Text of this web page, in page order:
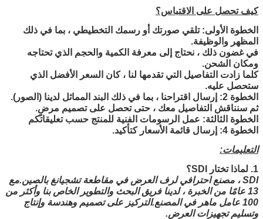
كيف تحصل على الاقتباس؟
الخطوة الأولى: تلقي صورتك أو رسمك التخطيطي ، بما في ذلك
المظهر والوظيفة.
في غضون ذلك ، نحتاج إلى معرفة الكمية والحجم الذي تحتاجه
ومكان الشحن.
كلما زادت التفاصيل التي تقدمها لنا ، كان السعر الأفضل الذي
ستحصل عليه.
الخطوة 2: إرسال اقتراحنا ، بما في ذلك البند المماثل لدينا (الصور).
ثم سنناقش التفاصيل معك ، حتى تحصل على تصميم مرضٍ.
الخطوة الثالثة: عمل الرسومات الفنية للمنتج حسب تعليقاتكم
الخطوة 4: إرسال قائمة الأسعار كتأكيد.
التعليمات:
1. لماذا تختار SDI؟
SDI ، مصنع احترافي لرف العرض في مقاطعة تشجيانغ بالصين.مع
13 عامًا من الخبرة ، لدينا فريق البحث والتطوير الخاص بنا وأكثر من
100 عامل ماهر في المصنع.التركيز على تصميم وهندسة وإنتاج
وتسليم تجهيزات العرض.